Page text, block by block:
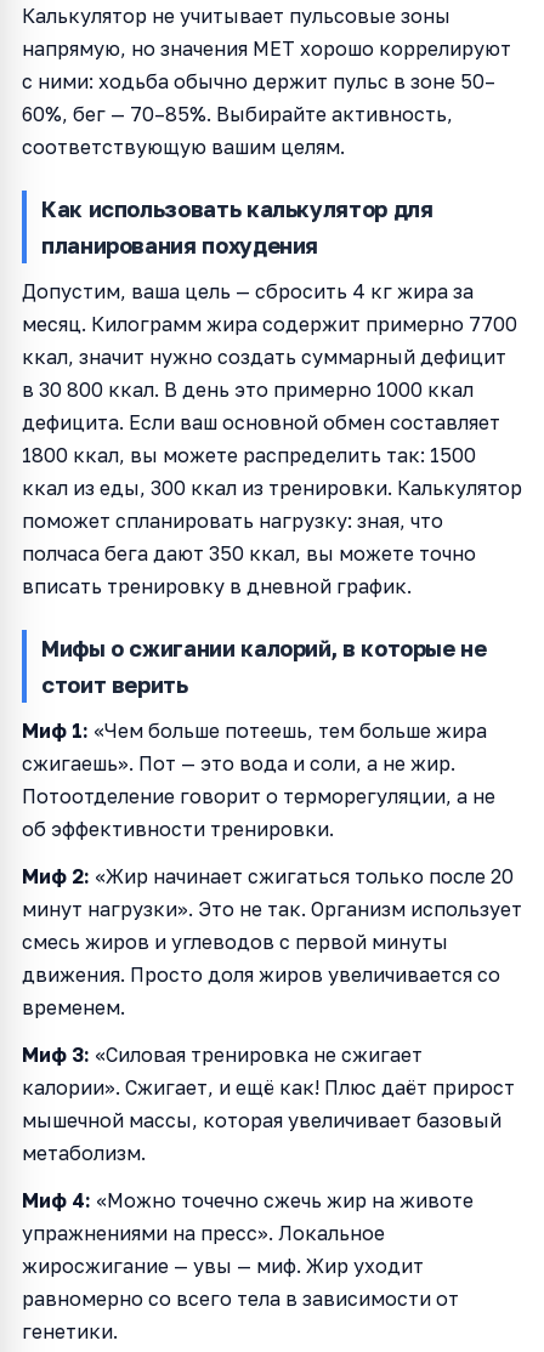
Калькулятор не учитывает пульсовые зоны
напрямую, но значения MET хорошо коррелируют
с ними: ходьба обычно держит пульс в зоне 50–
60%, бег — 70–85%. Выбирайте активность,
соответствующую вашим целям.
Как использовать калькулятор для
планирования похудения
Допустим, ваша цель — сбросить 4 кг жира за
месяц. Килограмм жира содержит примерно 7700
ккал, значит нужно создать суммарный дефицит
в 30 800 ккал. В день это примерно 1000 ккал
дефицита. Если ваш основной обмен составляет
1800 ккал, вы можете распределить так: 1500
ккал из еды, 300 ккал из тренировки. Калькулятор
поможет спланировать нагрузку: зная, что
полчаса бега дают 350 ккал, вы можете точно
вписать тренировку в дневной график.
Мифы о сжигании калорий, в которые не
стоит верить
Миф 1: «Чем больше потеешь, тем больше жира
сжигаешь». Пот — это вода и соли, а не жир.
Потоотделение говорит о терморегуляции, а не
об эффективности тренировки.
Миф 2: «Жир начинает сжигаться только после 20
минут нагрузки». Это не так. Организм использует
смесь жиров и углеводов с первой минуты
движения. Просто доля жиров увеличивается со
временем.
Миф 3: «Силовая тренировка не сжигает
калории». Сжигает, и ещё как! Плюс даёт прирост
мышечной массы, которая увеличивает базовый
метаболизм.
Миф 4: «Можно точечно сжечь жир на животе
упражнениями на пресс». Локальное
жиросжигание — увы — миф. Жир уходит
равномерно со всего тела в зависимости от
генетики.